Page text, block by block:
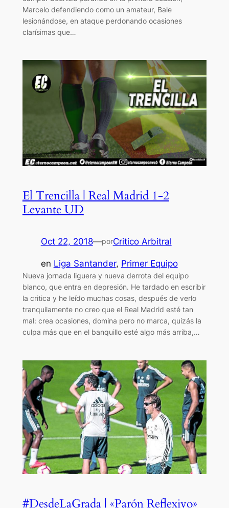
Marcelo defendiendo como un amateur, Bale
lesionándose, en ataque perdonando ocasiones
clarísimas que…
El Trencilla | Real Madrid 1-2
Levante UD
Oct 22, 2018—porCritico Arbitral
en Liga Santander, Primer Equipo
Nueva jornada liguera y nueva derrota del equipo
blanco, que entra en depresión. He tardado en escribir
la critica y he leído muchas cosas, después de verlo
tranquilamente no creo que el Real Madrid esté tan
mal: crea ocasiones, domina pero no marca, quizás la
culpa más que en el banquillo esté algo más arriba,…
#DesdeLaGrada | «Parón Reflexivo»